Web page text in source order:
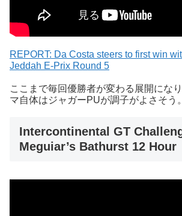
REPORT: Da Costa steers to first win
Jeddah E-Prix Round 5
ここまで毎回優勝者が変わる展開にな
マ自体はジャガーPUが調子がよさそう。
Intercontinental GT
Meguiar’s Bathurst 12 Hour